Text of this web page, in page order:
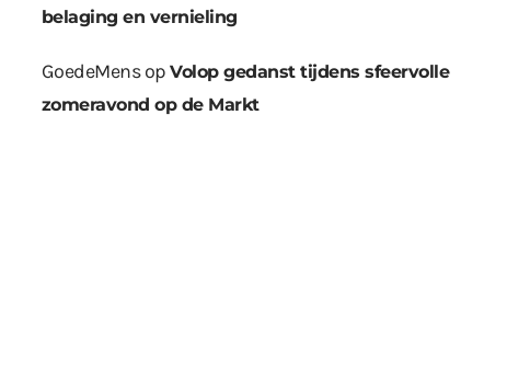
belaging en vernieling
GoedeMensopVolop gedanst tijdens sfeervolle
zomeravond op de Markt